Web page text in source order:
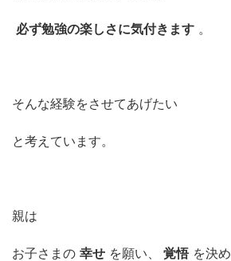
必ず勉強の楽しさに気付きます 。
そんな経験をさせてあげたい
と考えています。
親は
お子さまの 幸せ を願い、 覚悟 を決め